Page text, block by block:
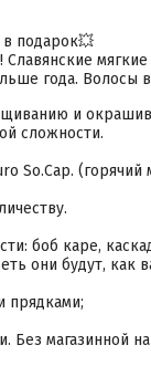
в подарок💥
мягкие
года. Волосы
и
сложности.
So.Cap. (горячий
боб каре,
они будут, как
прядками;
магазинной